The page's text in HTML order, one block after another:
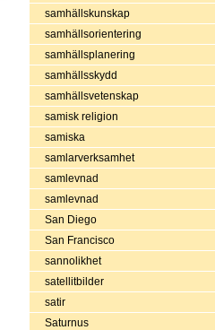
samhällskunskap
samhällsorientering
samhällsplanering
samhällsskydd
samhällsvetenskap
samisk religion
samiska
samlarverksamhet
samlevnad
samlevnad
San Diego
San Francisco
sannolikhet
satellitbilder
satir
Saturnus